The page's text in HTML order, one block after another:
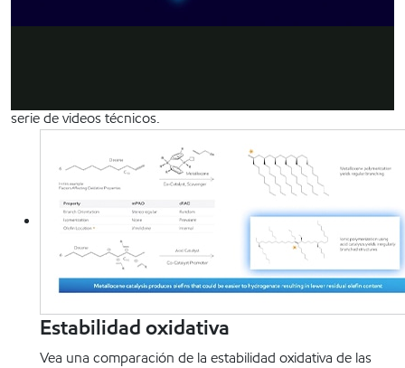
Manejando profundamente los datos puede ayudarle a
serie de videos técnicos.
Estabilidad oxidativa
Vea una comparación de la estabilidad oxidativa de las